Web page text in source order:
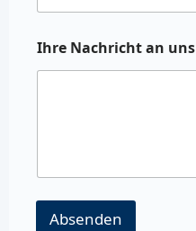
Ihre Nachricht an uns
Absenden